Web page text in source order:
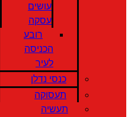
עושים
עסקה
רובע
הכניסה
לעיר
כנסי נדלן
תעסוקה
תעשיה